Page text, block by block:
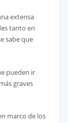
extensa
tanto en
sabe que
pueden ir
graves
marco de los